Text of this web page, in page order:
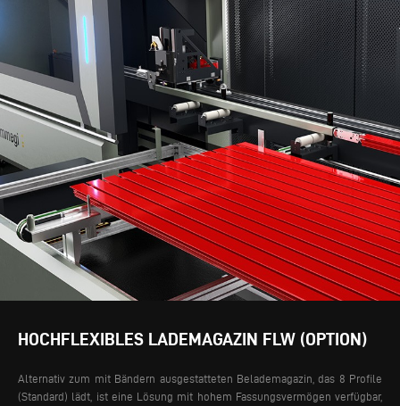
HOCHFLEXIBLES LADEMAGAZIN FLW (OPTION)
Alternativ zum mit Bändern ausgestatteten Belademagazin, das 8 Profile
(Standard) lädt, ist eine Lösung mit hohem Fassungsvermögen verfügbar,